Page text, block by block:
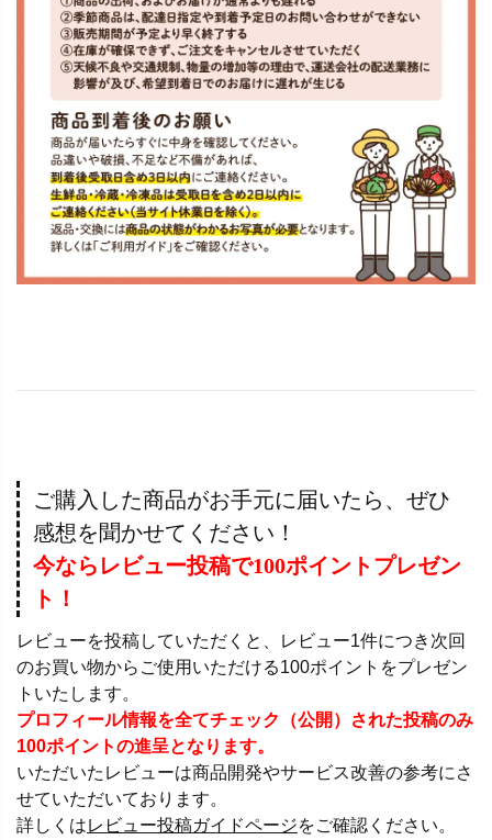
ご購入した商品がお手元に届いたら、ぜひ
感想を聞かせてください！
今ならレビュー投稿で100ポイントプレゼン
ト！
レビューを投稿していただくと、レビュー1件につき次回
のお買い物からご使用いただける100ポイントをプレゼン
トいたします。
プロフィール情報を全てチェック（公開）された投稿のみ
100ポイントの進呈となります。
いただいたレビューは商品開発やサービス改善の参考にさ
せていただいております。
詳しくはレビュー投稿ガイドページをご確認ください。